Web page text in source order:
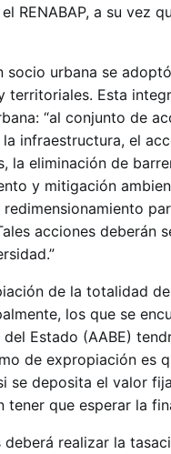
RENABAP, a su vez
socio urbana se
territoriales. Esta
“al conjunto de
infraestructura, el
la eliminación de
y mitigación
acciones
de la totalidad
los que se
Estado (AABE)
de expropiación es
se deposita el valor
tener que esperar la
deberá realizar la